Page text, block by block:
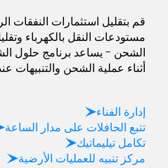
قم بتقليل استثمارات النفقات
مستودعات النقل بالكهرباء
الشحن - يساعد برنامج حلول
أثناء عملية الشحن والتنبيهات
إدارة الفناء
تتبع الحافلات على مدار الساعة
تكامل تيليماتيك
مركز تنبيه للعمليات الأرضية